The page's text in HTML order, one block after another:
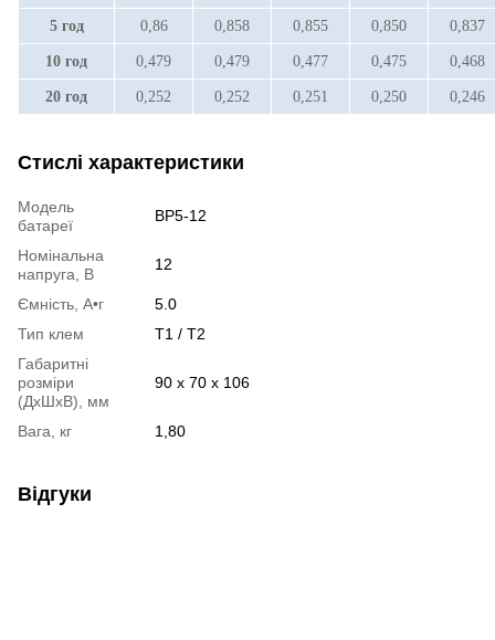
5 год 0,86 0,858 0,855 0,850 0,837
10 год 0,479 0,479 0,477 0,475 0,468
20 год 0,252 0,252 0,251 0,250 0,246
Стислі характеристики
Модель
батареї
BP5-12
Номінальна
напруга, В
12
Ємність, А•г
5.0
Тип клем
Т1 / Т2
Габаритні
розміри
(ДхШхВ), мм
90 х 70 х 106
Вага, кг 1,80
Відгуки